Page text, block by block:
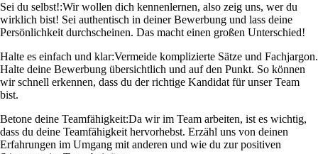
Sei du selbst!:Wir wollen dich kennenlernen, also zeig uns, wer du
wirklich bist! Sei authentisch in deiner Bewerbung und lass deine
Persönlichkeit durchscheinen. Das macht einen großen Unterschied!
Halte es einfach und klar:Vermeide komplizierte Sätze und Fachjargon.
Halte deine Bewerbung übersichtlich und auf den Punkt. So können
wir schnell erkennen, dass du der richtige Kandidat für unser Team
bist.
Betone deine Teamfähigkeit:Da wir im Team arbeiten, ist es wichtig,
dass du deine Teamfähigkeit hervorhebst. Erzähl uns von deinen
Erfahrungen im Umgang mit anderen und wie du zur positiven